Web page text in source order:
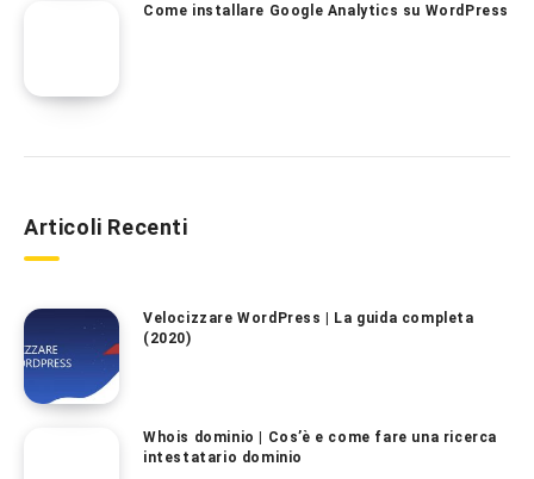
Come installare Google Analytics su WordPress
Articoli Recenti
Velocizzare WordPress | La guida completa
(2020)
Whois dominio | Cos’è e come fare una ricerca
intestatario dominio